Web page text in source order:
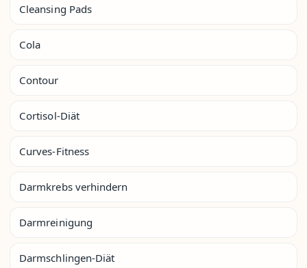
Cleansing Pads
Cola
Contour
Cortisol-Diät
Curves-Fitness
Darmkrebs verhindern
Darmreinigung
Darmschlingen-Diät